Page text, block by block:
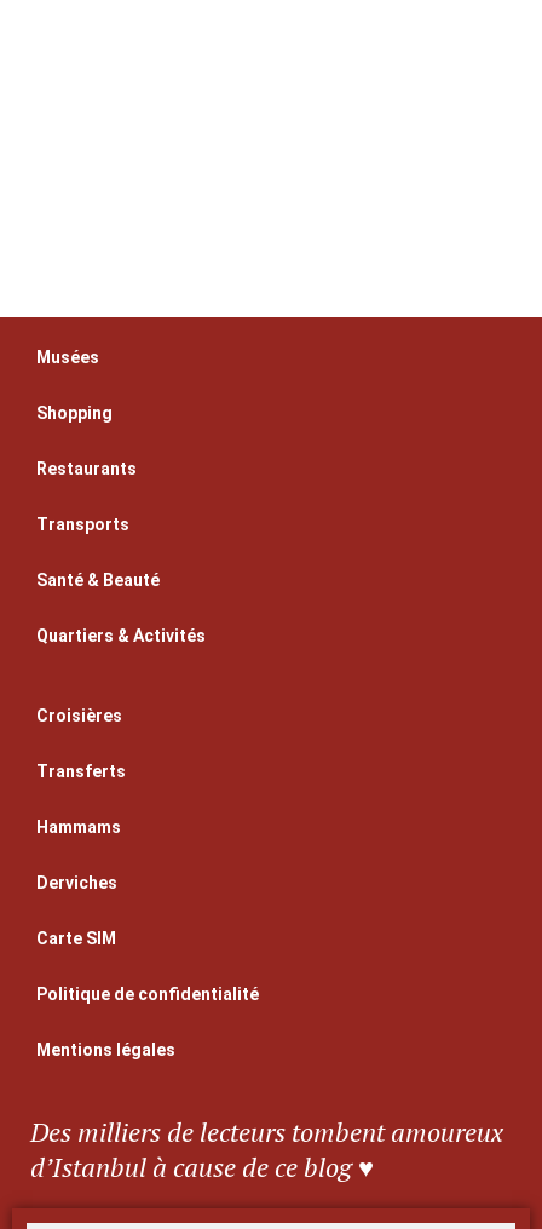
Musées
Shopping
Restaurants
Transports
Santé & Beauté
Quartiers & Activités
Croisières
Transferts
Hammams
Derviches
Carte SIM
Politique de confidentialité
Mentions légales
Des milliers de lecteurs tombent amoureux
d’Istanbul à cause de ce blog ♥